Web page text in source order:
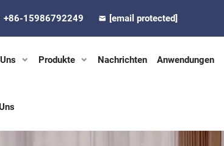
+86-15986792249 [email protected]
Produkte Nachrichten Anwendungen